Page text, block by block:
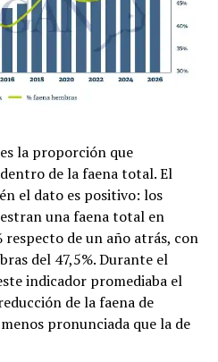
la proporción que
de la faena total. El
el dato es positivo: los
una faena total en
respecto de un año atrás, con
del 47,5%. Durante el
indicador promediaba el
de la faena de
pronunciada que la de